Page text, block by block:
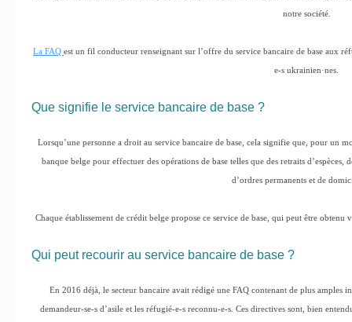
notre société.
La FAQ est un fil conducteur renseignant sur l’offre du service bancaire de base aux
e-s ukrainien·nes.
Que signifie le service bancaire de base ?
Lorsqu’une personne a droit au service bancaire de base, cela signifie que, pour un
banque belge pour effectuer des opérations de base telles que des retraits
d’ordres permanents et de
Chaque établissement de crédit belge propose ce service de base, qui peut être
Qui peut recourir au service bancaire de base ?
En 2016 déjà, le secteur bancaire avait rédigé une FAQ contenant de plus amples
demandeur-se-s d’asile et les réfugié-e-s reconnu-e-s. Ces directives sont, bien